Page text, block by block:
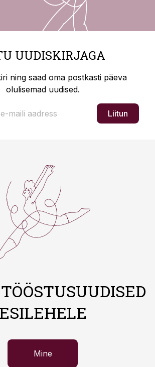
UUDISKIRJAGA
ning saad oma postkasti päeva
olulisemad uudised.
Liitun
ESILEHELE
Mine